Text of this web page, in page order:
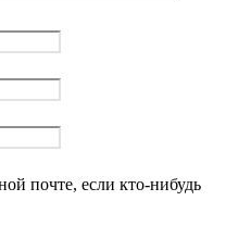
почте, если кто-нибудь